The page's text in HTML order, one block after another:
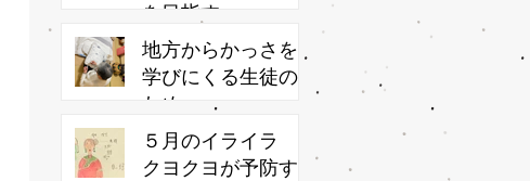
を目指す
地方からかっさを
学びにくる生徒の
ため
５月のイライラ
クヨクヨが予防す